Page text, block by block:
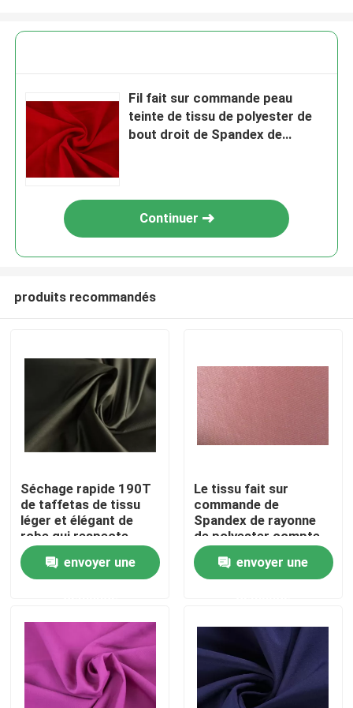
Accueil
Contacts
Fil fait sur commande peau
teinte de tissu de polyester de
bout droit de Spandex de
Continuer
produits recommandés
Séchage rapide 190T
de taffetas de tissu
léger et élégant de
robe qui respecte
l'environnement
envoyer une
Le tissu fait sur
commande de
Spandex de rayonne
de polyester compte
du fil 40S + 20D a
adapté la couleur aux
besoins du client
envoyer une